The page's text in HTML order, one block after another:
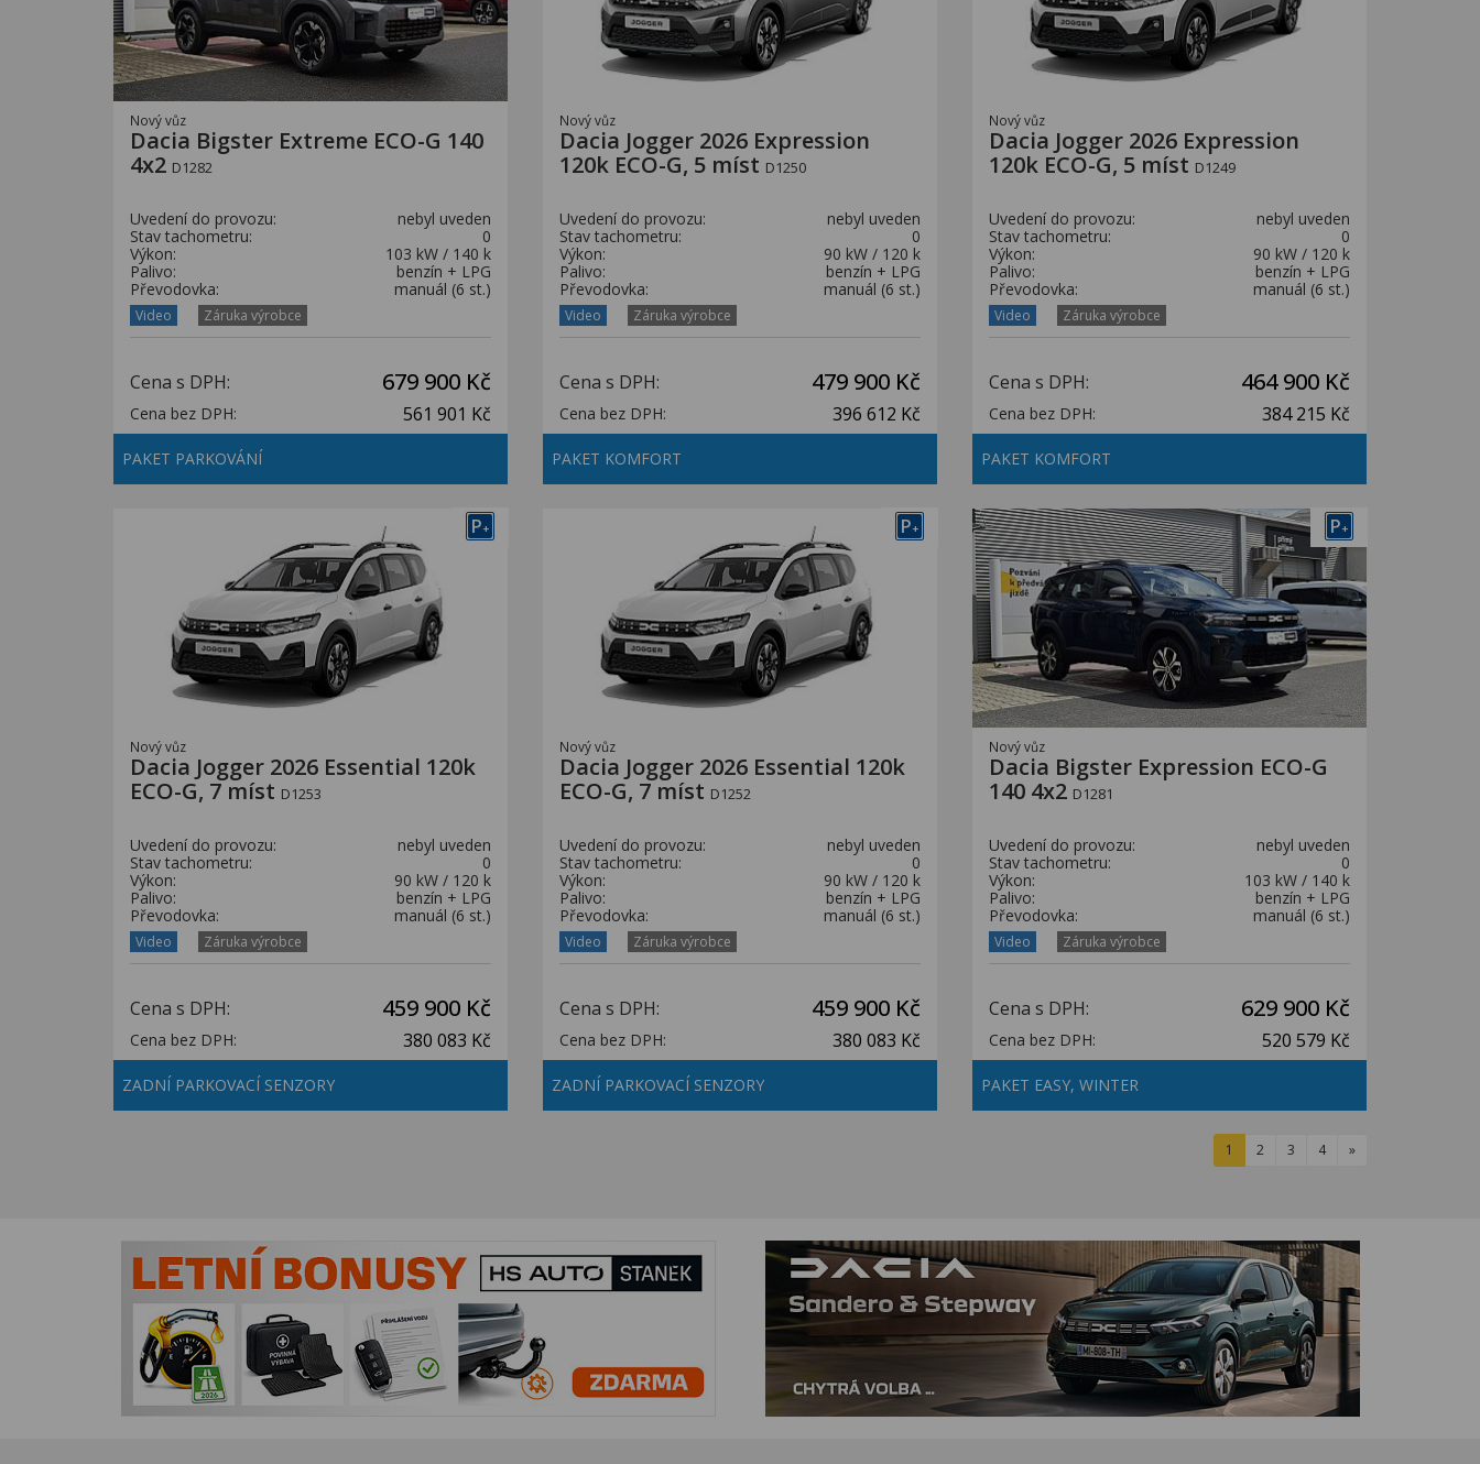
Nový vůz
Dacia Bigster Extreme ECO-G 140
4x2 D1282
Uvedení do provozu:
nebyl uveden
Stav tachometru:
0
Výkon:
103 kW / 140 k
Palivo:
benzín + LPG
Převodovka:
manuál (6 st.)
Video Záruka výrobce
Cena s DPH: 679 900 Kč
Cena bez DPH: 561 901 Kč
PAKET PARKOVÁNÍ
Nový vůz
Dacia Jogger 2026 Expression
120k ECO-G, 5 míst D1250
Uvedení do provozu:
nebyl uveden
Stav tachometru:
0
Výkon:
90 kW / 120 k
Palivo:
benzín + LPG
Převodovka:
manuál (6 st.)
Video Záruka výrobce
Cena s DPH: 479 900 Kč
Cena bez DPH: 396 612 Kč
PAKET KOMFORT
Nový vůz
Dacia Jogger 2026 Expression
120k ECO-G, 5 míst D1249
Uvedení do provozu:
nebyl uveden
Stav tachometru:
0
Výkon:
90 kW / 120 k
Palivo:
benzín + LPG
Převodovka:
manuál (6 st.)
Video Záruka výrobce
Cena s DPH: 464 900 Kč
Cena bez DPH: 384 215 Kč
PAKET KOMFORT
P+
Nový vůz
Dacia Jogger 2026 Essential 120k
ECO-G, 7 míst D1253
Uvedení do provozu:
nebyl uveden
Stav tachometru:
0
Výkon:
90 kW / 120 k
Palivo:
benzín + LPG
Převodovka:
manuál (6 st.)
Video Záruka výrobce
Cena s DPH: 459 900 Kč
Cena bez DPH: 380 083 Kč
ZADNÍ PARKOVACÍ SENZORY
P+
Nový vůz
Dacia Jogger 2026 Essential 120k
ECO-G, 7 míst D1252
Uvedení do provozu:
nebyl uveden
Stav tachometru:
0
Výkon:
90 kW / 120 k
Palivo:
benzín + LPG
Převodovka:
manuál (6 st.)
Video Záruka výrobce
Cena s DPH: 459 900 Kč
Cena bez DPH: 380 083 Kč
ZADNÍ PARKOVACÍ SENZORY
P+
Nový vůz
Dacia Bigster Expression ECO-G
140 4x2 D1281
Uvedení do provozu:
nebyl uveden
Stav tachometru:
0
Výkon:
103 kW / 140 k
Palivo:
benzín + LPG
Převodovka:
manuál (6 st.)
Video Záruka výrobce
Cena s DPH: 629 900 Kč
Cena bez DPH: 520 579 Kč
PAKET EASY, WINTER
1 2 3 4 »